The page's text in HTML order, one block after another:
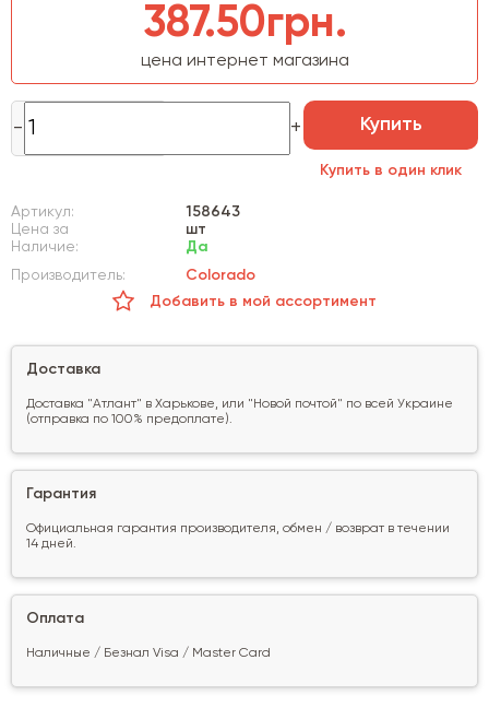
387.50грн.
цена интернет магазина
Купить
Купить в один клик
Артикул:
158643
Цена за
шт
Наличие:
Да
Производитель:
Colorado
Добавить в мой ассортимент
Доставка
Доставка "Атлант" в Харькове, или "Новой почтой" по всей Украине
(отправка по 100% предоплате).
Гарантия
Официальная гарантия производителя, обмен / возврат в течении
14 дней.
Оплата
Наличные / Безнал Visa / Master Card